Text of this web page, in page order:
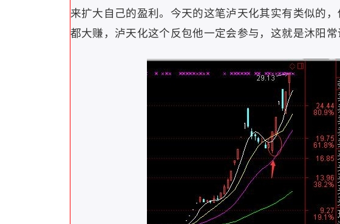
来扩大自己的盈利。今天的这笔泸天化其实有类似的
都大赚，泸天化这个反包他一定会参与，这就是沐阳常